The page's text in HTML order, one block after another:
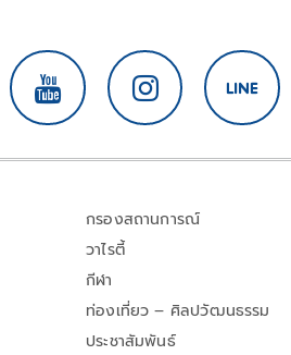
กรองสถานการณ์
วาไรตี้
กีฬา
ท่องเที่ยว – ศิลปวัฒนธรรม
ประชาสัมพันธ์